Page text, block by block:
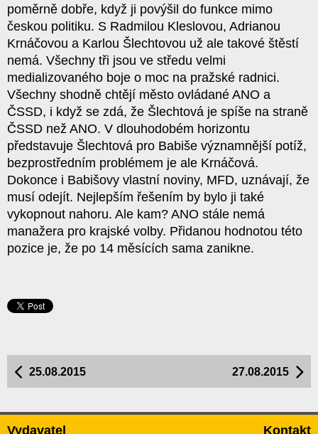
poměrně dobře, když ji povýšil do funkce mimo
českou politiku. S Radmilou Kleslovou, Adrianou
Krnáčovou a Karlou Šlechtovou už ale takové štěstí
nemá. Všechny tři jsou ve středu velmi
medializovaného boje o moc na pražské radnici.
Všechny shodně chtějí město ovládané ANO a
ČSSD, i když se zdá, že Šlechtová je spíše na straně
ČSSD než ANO. V dlouhodobém horizontu
představuje Šlechtová pro Babiše významnější potíž,
bezprostředním problémem je ale Krnáčová.
Dokonce i Babišovy vlastní noviny, MFD, uznávají, že
musí odejít. Nejlepším řešením by bylo ji také
vykopnout nahoru. Ale kam? ANO stále nemá
manažera pro krajské volby. Přidanou hodnotou této
pozice je, že po 14 měsících sama zanikne.
27.08.2015
25.08.2015
Vydavatel Kontakt